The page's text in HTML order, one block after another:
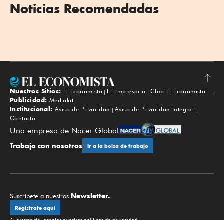
Noticias Recomendadas
Subir
Nuestros Sitios: El Economista El Empresario
Club El Economista
Publicidad: Mediakit
Institucional: Aviso de Privacidad
Aviso de Privacidad Integral
Contacto
Una empresa de Nacer Global
Trabaja con nosotros Ir a la bolsa de trabajo
Suscríbete a nuestros Newsletter.
Regístrate aquí